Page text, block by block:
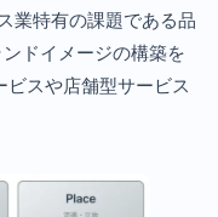
業特有の課題である品
ドイメージの構築を
スや店舗型サービス